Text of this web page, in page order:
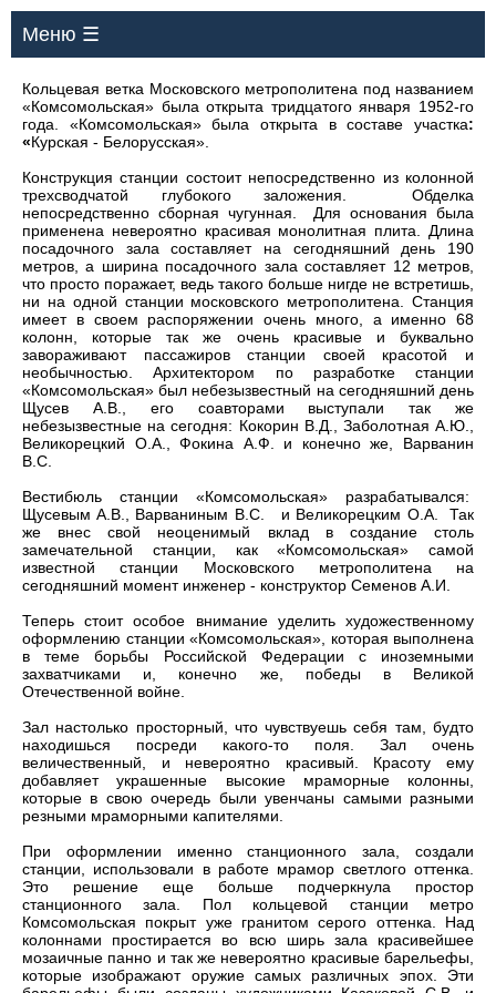
Меню ☰
Кольцевая ветка Московского метрополитена под названием
«Комсомольская» была открыта тридцатого января 1952-го
года. «Комсомольская» была открыта в составе участка:
«Курская - Белорусская».
Конструкция станции состоит непосредственно из колонной
трехсводчатой глубокого заложения. Обделка
непосредственно сборная чугунная. Для основания была
применена невероятно красивая монолитная плита. Длина
посадочного зала составляет на сегодняшний день 190
метров, а ширина посадочного зала составляет 12 метров,
что просто поражает, ведь такого больше нигде не встретишь,
ни на одной станции московского метрополитена. Станция
имеет в своем распоряжении очень много, а именно 68
колонн, которые так же очень красивые и буквально
завораживают пассажиров станции своей красотой и
необычностью. Архитектором по разработке станции
«Комсомольская» был небезызвестный на сегодняшний день
Щусев А.В., его соавторами выступали так же
небезызвестные на сегодня: Кокорин В.Д., Заболотная А.Ю.,
Великорецкий О.А., Фокина А.Ф. и конечно же, Варванин
В.С.
Вестибюль станции «Комсомольская» разрабатывался:
Щусевым А.В., Варваниным В.С. и Великорецким О.А. Так
же внес свой неоценимый вклад в создание столь
замечательной станции, как «Комсомольская» самой
известной станции Московского метрополитена на
сегодняшний момент инженер - конструктор Семенов А.И.
Теперь стоит особое внимание уделить художественному
оформлению станции «Комсомольская», которая выполнена
в теме борьбы Российской Федерации с иноземными
захватчиками и, конечно же, победы в Великой
Отечественной войне.
Зал настолько просторный, что чувствуешь себя там, будто
находишься посреди какого-то поля. Зал очень
величественный, и невероятно красивый. Красоту ему
добавляет украшенные высокие мраморные колонны,
которые в свою очередь были увенчаны самыми разными
резными мраморными капителями.
При оформлении именно станционного зала, создали
станции, использовали в работе мрамор светлого оттенка.
Это решение еще больше подчеркнула простор
станционного зала. Пол кольцевой станции метро
Комсомольская покрыт уже гранитом серого оттенка. Над
колоннами простирается во всю ширь зала красивейшее
мозаичные панно и так же невероятно красивые барельефы,
которые изображают оружие самых различных эпох. Эти